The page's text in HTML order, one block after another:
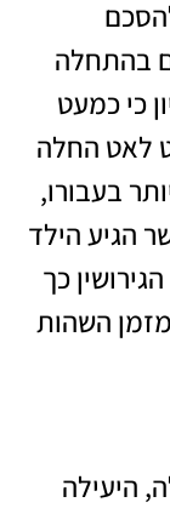
בהתחלה
כי כמעט
לאט החלה
בעבורו,
הגיע הילד
כך
השהות
היעילה